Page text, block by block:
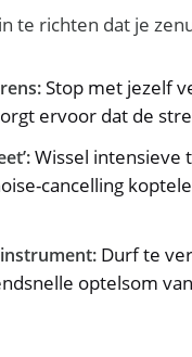
te richten dat je
Stop met jezelf
ervoor dat de
Wissel intensieve
cancelling
Durf te
optelsom